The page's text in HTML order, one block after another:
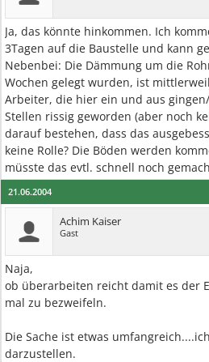
Ja, das könnte hinkommen. Ich
3Tagen auf die Baustelle und kann
Nebenbei: Die Dämmung um die
Wochen gelegt wurden, ist
Arbeiter, die hier ein und aus
Stellen rissig geworden (aber noch
darauf bestehen, dass das
keine Rolle? Die Böden werden
müsste das evtl. schnell noch
21.06.2004
Achim Kaiser
Gast
Naja,
ob überarbeiten reicht damit es der
mal zu bezweifeln.
Die Sache ist etwas
darzustellen.